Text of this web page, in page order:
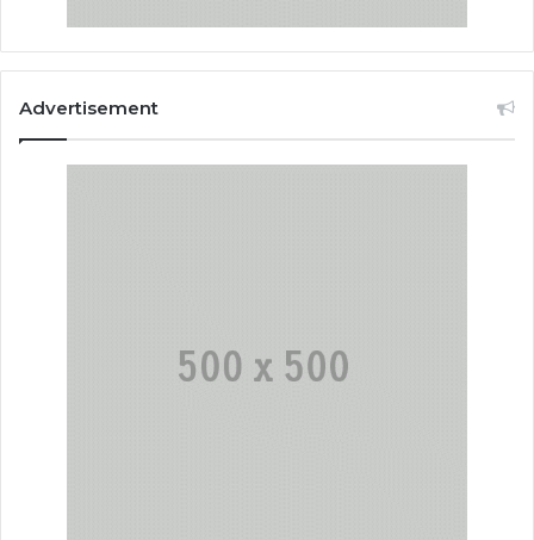
Advertisement